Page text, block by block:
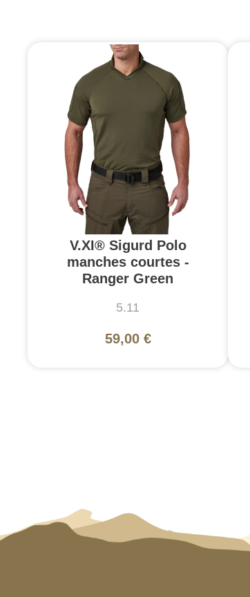
V.XI® Sigurd Polo
manches courtes -
Ranger Green
5.11
59,00 €